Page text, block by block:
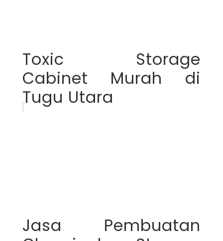
Toxic Storage
Cabinet Murah di
Tugu Utara
Jasa Pembuatan